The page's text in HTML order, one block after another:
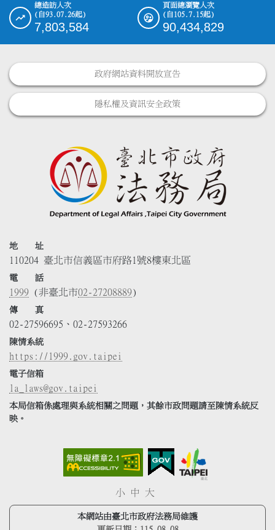
總造訪人次
(自93.07.26起)
7,803,584
頁面總瀏覽人次
(自105.7.15起)
90,434,829
政府網站資料開放宣告
隱私權及資訊安全政策
地 址
110204 臺北市信義區市府路1號8樓東北區
電 話
1999 (非臺北市02-27208889)
傳 真
02-27596695、02-27593266
陳情系統
https://1999.gov.taipei
電子信箱
la_laws@gov.taipei
本局信箱係處理與系統相關之問題，其餘市政問題請至陳情系統反
映。
小 中 大
本網站由臺北市政府法務局維護